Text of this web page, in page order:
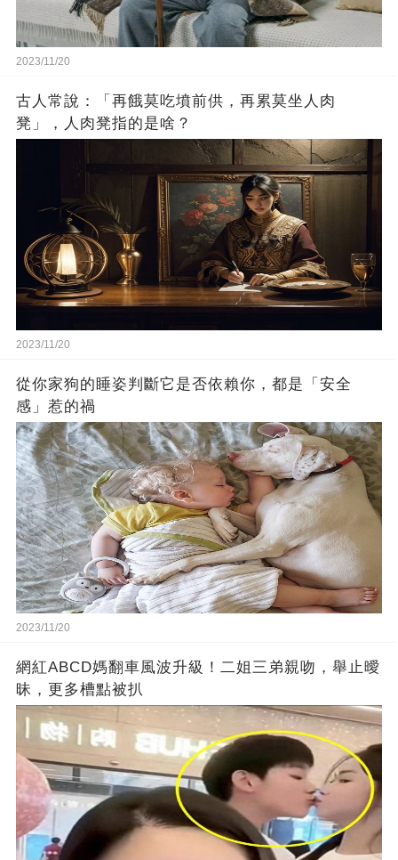
2023/11/20
古人常說：「再餓莫吃墳前供，再累莫坐人肉
凳」，人肉凳指的是啥？
2023/11/20
從你家狗的睡姿判斷它是否依賴你，都是「安全
感」惹的禍
2023/11/20
網紅ABCD媽翻車風波升級！二姐三弟親吻，舉止曖
昧，更多槽點被扒